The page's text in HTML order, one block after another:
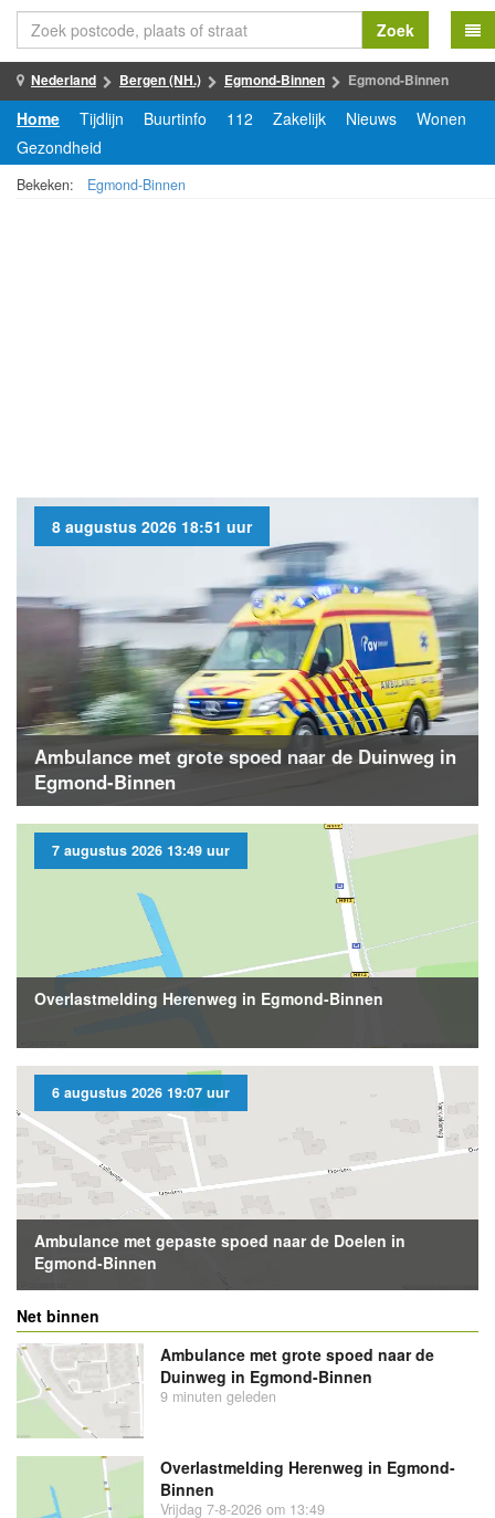
Zoek
Nederland Bergen (NH.) Egmond-Binnen Egmond-Binnen
Home Tijdlijn Buurtinfo 112 Zakelijk Nieuws
Wonen
Gezondheid
Bekeken: Egmond-Binnen
8 augustus 2026 18:51 uur
Ambulance met grote spoed naar de Duinweg in
Egmond-Binnen
7 augustus 2026 13:49 uur
Overlastmelding Herenweg in Egmond-Binnen
6 augustus 2026 19:07 uur
Ambulance met gepaste spoed naar de Doelen in
Egmond-Binnen
Net binnen
Ambulance met grote spoed naar de
Duinweg in Egmond-Binnen
9 minuten geleden
Overlastmelding Herenweg in Egmond-
Binnen
Vrijdag 7-8-2026 om 13:49